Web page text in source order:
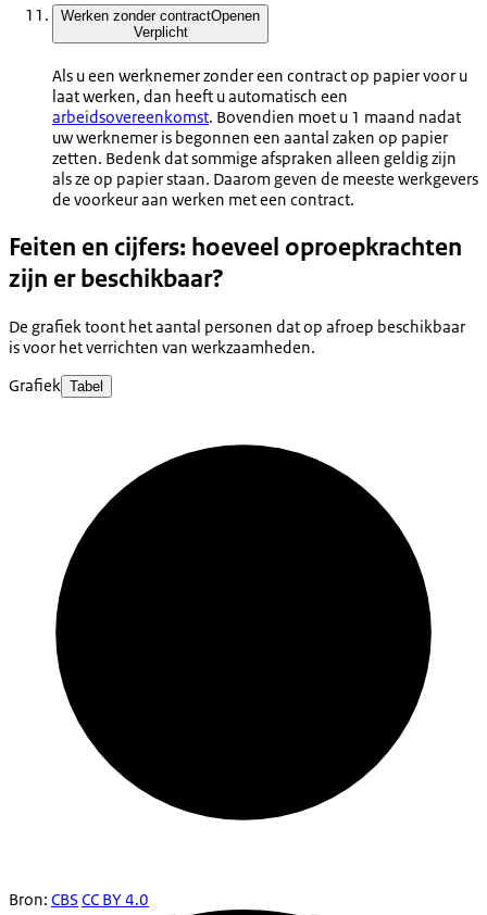
Werken zonder contractOpenen
Verplicht
Als u een werknemer zonder een contract op papier voor u
laat werken, dan heeft u automatisch een
arbeidsovereenkomst. Bovendien moet u 1 maand nadat
uw werknemer is begonnen een aantal zaken op papier
zetten. Bedenk dat sommige afspraken alleen geldig zijn
als ze op papier staan. Daarom geven de meeste werkgevers
de voorkeur aan werken met een contract.
Feiten en cijfers: hoeveel oproepkrachten
zijn er beschikbaar?
De grafiek toont het aantal personen dat op afroep beschikbaar
is voor het verrichten van werkzaamheden.
Grafiek Tabel
Bron: CBS CC BY 4.0